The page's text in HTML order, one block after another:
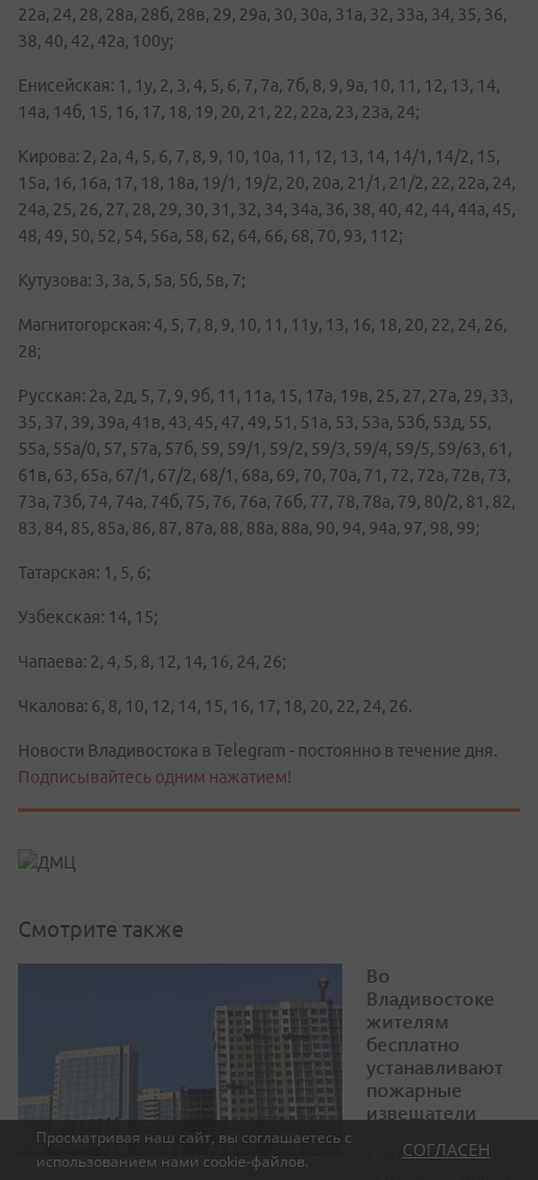
Просматривая наш сайт, вы соглашаетесь с
использованием нами cookie-файлов.
СОГЛАСЕН
22а, 24, 28, 28а, 28б, 28в, 29, 29а, 30, 30а, 31а, 32, 33а, 34, 35, 36,
38, 40, 42, 42а, 100у;
Енисейская: 1, 1у, 2, 3, 4, 5, 6, 7, 7а, 7б, 8, 9, 9а, 10, 11, 12, 13, 14,
14а, 14б, 15, 16, 17, 18, 19, 20, 21, 22, 22а, 23, 23а, 24;
Кирова: 2, 2а, 4, 5, 6, 7, 8, 9, 10, 10а, 11, 12, 13, 14, 14/1, 14/2, 15,
15а, 16, 16а, 17, 18, 18а, 19/1, 19/2, 20, 20а, 21/1, 21/2, 22, 22а, 24,
24а, 25, 26, 27, 28, 29, 30, 31, 32, 34, 34а, 36, 38, 40, 42, 44, 44а, 45,
48, 49, 50, 52, 54, 56а, 58, 62, 64, 66, 68, 70, 93, 112;
Кутузова: 3, 3а, 5, 5а, 5б, 5в, 7;
Магнитогорская: 4, 5, 7, 8, 9, 10, 11, 11у, 13, 16, 18, 20, 22, 24, 26,
28;
Русская: 2а, 2д, 5, 7, 9, 9б, 11, 11а, 15, 17а, 19в, 25, 27, 27а, 29, 33,
35, 37, 39, 39а, 41в, 43, 45, 47, 49, 51, 51а, 53, 53а, 53б, 53д, 55,
55а, 55а/0, 57, 57а, 57б, 59, 59/1, 59/2, 59/3, 59/4, 59/5, 59/63, 61,
61в, 63, 65а, 67/1, 67/2, 68/1, 68а, 69, 70, 70а, 71, 72, 72а, 72в, 73,
73а, 73б, 74, 74а, 74б, 75, 76, 76а, 76б, 77, 78, 78а, 79, 80/2, 81, 82,
83, 84, 85, 85а, 86, 87, 87а, 88, 88а, 88а, 90, 94, 94а, 97, 98, 99;
Татарская: 1, 5, 6;
Узбекская: 14, 15;
Чапаева: 2, 4, 5, 8, 12, 14, 16, 24, 26;
Чкалова: 6, 8, 10, 12, 14, 15, 16, 17, 18, 20, 22, 24, 26.
Новости Владивостока в Telegram - постоянно в течение дня.
Подписывайтесь одним нажатием!
Смотрите также
Во
Владивостоке
жителям
бесплатно
устанавливают
пожарные
извещатели
Современные